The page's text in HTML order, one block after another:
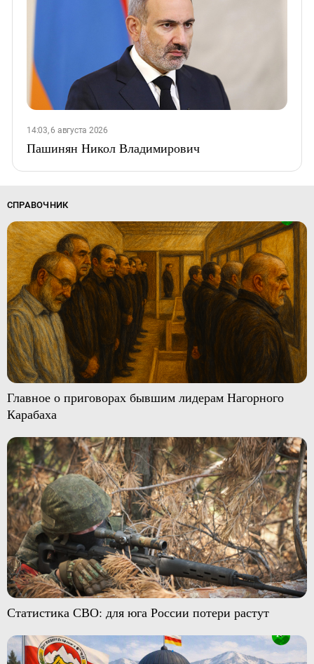
14:03, 6 августа 2026
Пашинян Никол Владимирович
СПРАВОЧНИК
Главное о приговорах бывшим лидерам Нагорного
Карабаха
Статистика СВО: для юга России потери растут